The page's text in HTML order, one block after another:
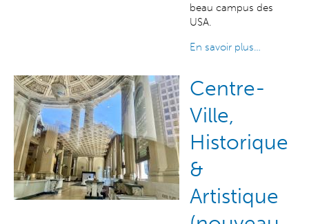
beau campus des
USA.
En savoir plus…
Centre-
Ville,
Historique
&
Artistique